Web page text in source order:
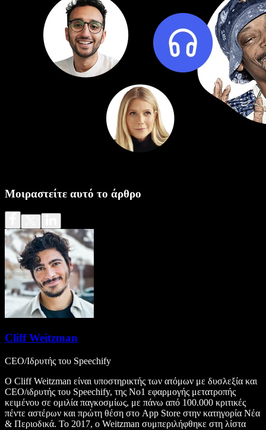
Μοιραστείτε αυτό το άρθρο
Cliff Weitzman
CEO/Ιδρυτής του Speechify
Ο Cliff Weitzman είναι υποστηρικτής των ατόμων με δυσλεξία και
CEO/ιδρυτής του Speechify, της Νο1 εφαρμογής μετατροπής
κειμένου σε ομιλία παγκοσμίως, με πάνω από 100.000 κριτικές
πέντε αστέρων και πρώτη θέση στο App Store στην κατηγορία Νέα
& Περιοδικά. Το 2017, ο Weitzman συμπεριλήφθηκε στη λίστα